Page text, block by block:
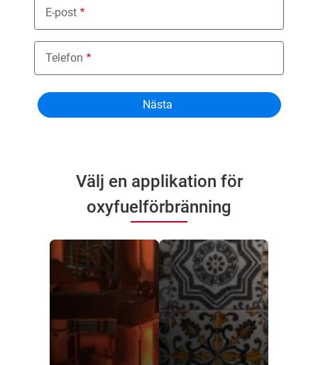
Välj en applikation för
oxyfuelförbränning
E-post
Telefon